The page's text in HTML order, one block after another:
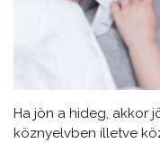
Ha jön a hideg, akkor
köznyelvben illetve